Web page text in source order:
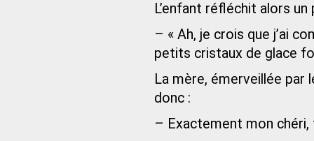
L’enfant réfléchit alors
– « Ah, je crois que j’ai
petits cristaux de glace
La mère, émerveillée par
donc :
– Exactement mon